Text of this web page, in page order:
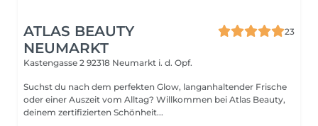
ATLAS BEAUTY
NEUMARKT
23
Kastengasse 2 92318 Neumarkt i. d. Opf.
Suchst du nach dem perfekten Glow, langanhaltender Frische
oder einer Auszeit vom Alltag? Willkommen bei Atlas Beauty,
deinem zertifizierten Schönheit...